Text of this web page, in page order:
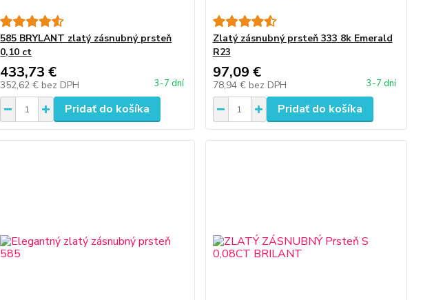
585 BRYLANT zlatý zásnubný prsteň
0,10 ct
433,73 €
352,62 € bez DPH 3-7 dní
Pridať do košíka
Zlatý zásnubný prsteň 333 8k Emerald
R23
97,09 €
78,94 € bez DPH 3-7 dní
Pridať do košíka